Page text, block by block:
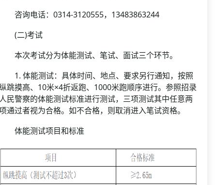
询电话：0314-3120555，13483863244
二)考试
次考试分为体能测试、笔试、面试三个环节。
体能测试：具体时间、地点、要求另行通知，按照
跳摸高、10米×4折返跑、1000米跑顺序进行。参照招录
民警察的体能测试标准进行测试，三项测试其中任意两
通过者视为合格。如不合格，则取消进入笔试资格。
能测试项目和标准